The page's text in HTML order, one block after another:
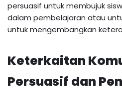
persuasif untuk membujuk
dalam pembelajaran atau
untuk mengembangkan
Keterkaitan
Persuasif dan